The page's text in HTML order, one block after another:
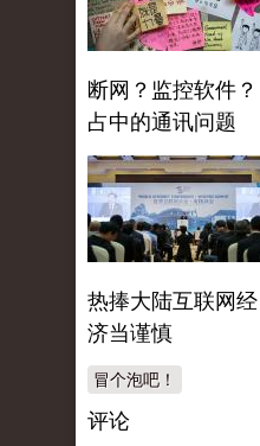
断网？监控软件？
占中的通讯问题
热捧大陆互联网经
济当谨慎
冒个泡吧！
评论